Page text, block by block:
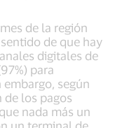
de la región
de que hay
digitales de
para
según
los pagos
nada más un
un terminal de